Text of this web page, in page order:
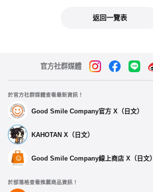
返回一覽表
官方社群媒體
於官方社群媒體查看最新資訊！
Good Smile Company官方 X（日文）
KAHOTAN X（日文）
Good Smile Company線上商店 X（日文）
於部落格查看推薦商品資訊！